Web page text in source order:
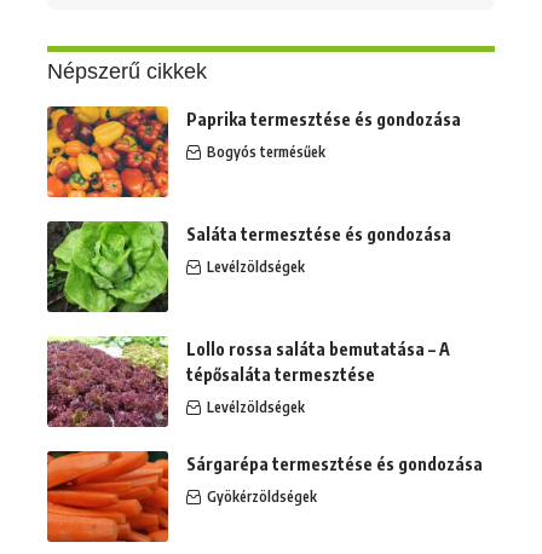
Népszerű cikkek
Paprika termesztése és gondozása
Bogyós termésűek
Saláta termesztése és gondozása
Levélzöldségek
Lollo rossa saláta bemutatása – A
tépősaláta termesztése
Levélzöldségek
Sárgarépa termesztése és gondozása
Gyökérzöldségek